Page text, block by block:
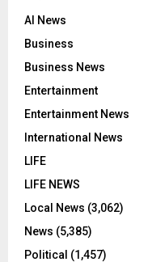
AI News
Business
Business News
Entertainment
Entertainment News
International News
LIFE
LIFE NEWS
Local News (3,062)
News (5,385)
Political (1,457)